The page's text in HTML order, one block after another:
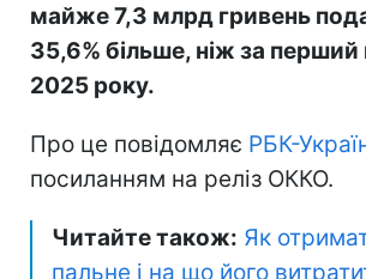
майже 7,3 млрд гривень
35,6% більше, ніж за перший
2025 року.
Про це повідомляє РБК-
посиланням на реліз ОККО.
Читайте також: Як
пальне і на що його